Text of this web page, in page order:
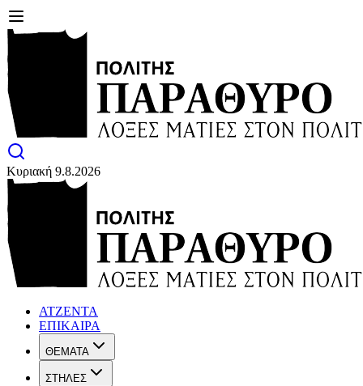
Κυριακή 9.8.2026
ΑΤΖΕΝΤΑ
ΕΠΙΚΑΙΡΑ
ΘΕΜΑΤΑ
ΣΤΗΛΕΣ